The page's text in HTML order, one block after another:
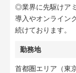
◎業界に先駆けア
導入やオンライン
続けております。
勤務地
首都圏エリア（東